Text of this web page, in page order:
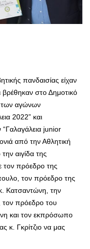
πανδαισίας είχαν
βρέθηκαν στο Δημοτικό
των αγώνων
2022” και
junior
από την Αθλητική
αιγίδα της
τον πρόεδρο της
τον πρόεδρο της
Κατσαντώνη, την
τον πρόεδρο του
και τον εκπρόσωπο
κ. Γκρίτζιο να μας